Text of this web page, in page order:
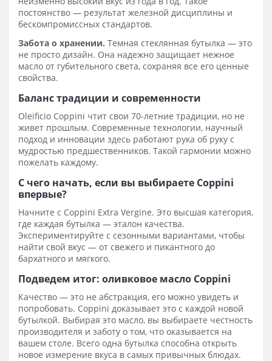
постоянство — результат железной дисциплины и
бескомпромиссных стандартов.
Забота о хранении. Темная стеклянная бутылка — это
не просто дизайн. Она надежно защищает нежное
масло от губительного света, сохраняя все его ценные
свойства.
Баланс традиции и современности
Oleificio Coppini чтит свои 70-летние традиции, но не
живет прошлым. Современные технологии, научный
подход и инновации здесь работают рука об руку с
мудростью предшественников. Такой гармонии можно
пожелать каждому.
С чего начать, если вы выбираете Coppini
впервые?
Начните с Coppini Extra Vergine. Это высшая категория,
где каждая бутылка — эталон качества.
Экспериментируйте с сезонными вариантами, чтобы
найти свой вкус — от свежего и пикантного до
бархатного и мягкого.
Подведем итог: оливковое масло Coppini
Качество — это не абстракция, его можно увидеть и
попробовать. Coppini доказывает это с каждой новой
бутылкой. Выбирая это масло, вы выбираете честность
производителя и заботу о том, что оказывается на
вашем столе. Всего одна бутылка способна открыть
новое измерение вкуса в самых привычных блюдах.